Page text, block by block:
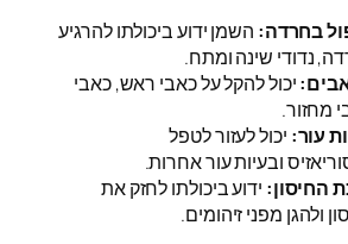
בחרדה: השמן ידוע ביכולתו להרגיע
נדודי שינה ומתח.
יכול להקל על כאבי ראש, כאבי
מחזור.
עור: יכול לעזור לטפל
ובעיות עור אחרות.
החיסון: ידוע ביכולתו לחזק את
ולהגן מפני זיהומים.